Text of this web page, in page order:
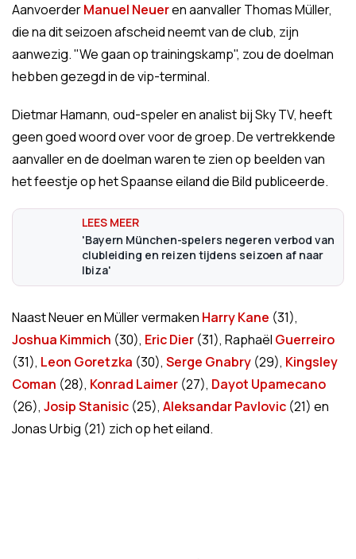
AanvoerderManuel Neueren aanvaller Thomas Müller,
die na dit seizoen afscheid neemt van de club, zijn
aanwezig. "We gaan op trainingskamp", zou de doelman
hebben gezegd in de vip-terminal.
Dietmar Hamann, oud-speler en analist bij Sky TV, heeft
geen goed woord over voor de groep. De vertrekkende
aanvaller en de doelman waren te zien op beelden van
het feestje op het Spaanse eiland die Bild publiceerde.
'Bayern München-spelers negeren verbod van
clubleiding en reizen tijdens seizoen af naar
Ibiza'
Naast Neuer en Müller vermaken Harry Kane (31),
Joshua Kimmich (30), Eric Dier (31), Raphaël Guerreiro
(31), Leon Goretzka (30), Serge Gnabry (29), Kingsley
Coman (28), Konrad Laimer (27), Dayot Upamecano
(26), Josip Stanisic (25), Aleksandar Pavlovic (21) en
Jonas Urbig (21) zich op het eiland.